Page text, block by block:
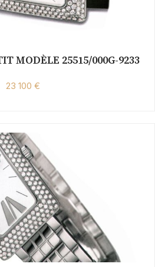
MODÈLE 25515/000G-9233
23 100 €